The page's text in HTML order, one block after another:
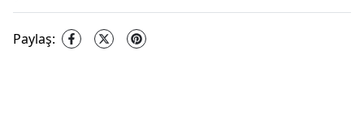
Paylaş: